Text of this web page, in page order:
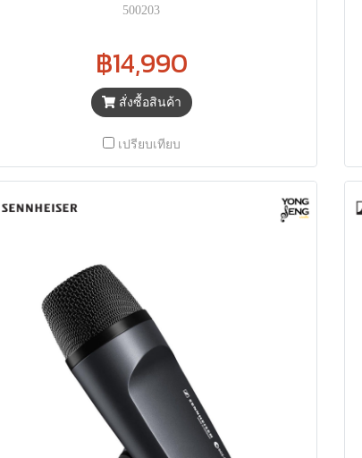
500203
฿14,990
สั่งซื้อสินค้า
เปรียบเทียบ